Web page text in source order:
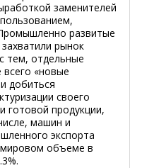
заменителей
развитые
рынок
тем, отдельные
«новые
добиться
своего
готовой продукции,
машин и
экспорта
объеме в